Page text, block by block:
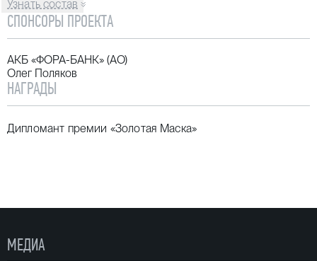
Узнать состав
СПОНСОРЫ ПРОЕКТА
АКБ «ФОРА-БАНК» (АО)
Олег Поляков
НАГРАДЫ
Дипломант премии «Золотая Маска»
МЕДИА